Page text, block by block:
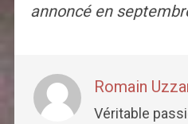
annoncé en
Romain
Véritable